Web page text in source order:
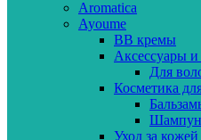
Aromatica
Ayoume
BB кремы
Аксессуары
Для
Косметика
Уход за кожей